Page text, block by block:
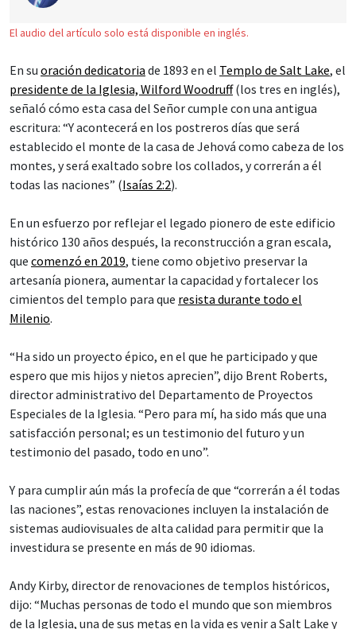
El audio del artículo solo está disponible en inglés.
En su oración dedicatoria de 1893 en el Templo de Salt Lake, el
presidente de la Iglesia, Wilford Woodruff(los tres en inglés),
señaló cómo esta casa del Señor cumple con una antigua
escritura: “Y acontecerá en los postreros días que será
establecido el monte de la casa de Jehová como cabeza de los
montes, y será exaltado sobre los collados, y correrán a él
todas las naciones” (Isaías 2:2).
En un esfuerzo por reflejar el legado pionero de este edificio
histórico 130 años después, la reconstrucción a gran escala,
que comenzó en 2019, tiene como objetivo preservar la
artesanía pionera, aumentar la capacidad y fortalecer los
cimientos del templo para que resista durante todo el
Milenio.
“Ha sido un proyecto épico, en el que he participado y que
espero que mis hijos y nietos aprecien”, dijo Brent Roberts,
director administrativo del Departamento de Proyectos
Especiales de la Iglesia. “Pero para mí, ha sido más que una
satisfacción personal; es un testimonio del futuro y un
testimonio del pasado, todo en uno”.
Y para cumplir aún más la profecía de que “correrán a él todas
las naciones”, estas renovaciones incluyen la instalación de
sistemas audiovisuales de alta calidad para permitir que la
investidura se presente en más de 90 idiomas.
Andy Kirby, director de renovaciones de templos históricos,
dijo: “Muchas personas de todo el mundo que son miembros
de la Iglesia, una de sus metas en la vida es venir a Salt Lake y